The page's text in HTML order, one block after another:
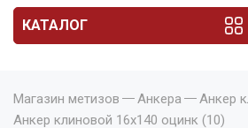
КАТАЛОГ
Магазин метизов Анкера
Анкер
Анкер клиновой 16x140 оцинк (10)